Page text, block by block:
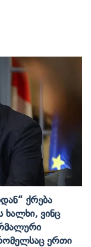
Ქრება
Ხალხი, Ვინც
Ერთი